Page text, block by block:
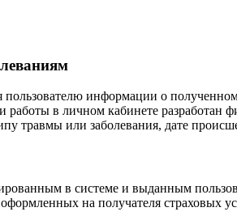
информации о
в личном кабинете
травмы или заболевания, дате
в системе и выданным
на получателя страховых